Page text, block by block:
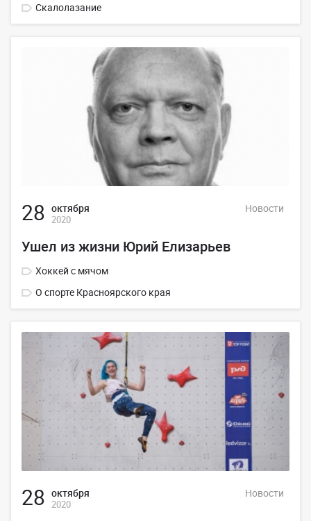
Скалолазание
28 октября
2020
Новости
Ушел из жизни Юрий Елизарьев
Хоккей с мячом
О спорте Красноярского края
28 октября
2020
Новости